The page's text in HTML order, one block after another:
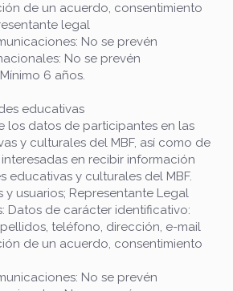
de un acuerdo, consentimiento
legal
No se prevén
No se prevén
6 años.
educativas
los datos de participantes en las
y culturales del MBF, así como de
en recibir información
educativas y culturales del MBF.
y usuarios; Representante Legal
Datos de carácter identificativo:
teléfono, dirección, e-mail
de un acuerdo, consentimiento
No se prevén